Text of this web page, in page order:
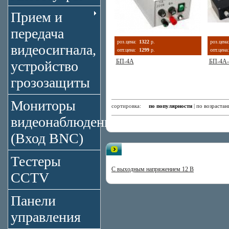
Прием и
передача
видеосигнала,
устройство
грозозащиты
Мониторы
видеонаблюдения
(Вход BNC)
Тестеры
CCTV
Панели
управления
роз.цена: 1322 р.
опт.цена:
1299 р.
БП-4А
роз.цена:
опт.цена:
БП-
сортировка: по популярности | по
С выходным напряжением 12 В